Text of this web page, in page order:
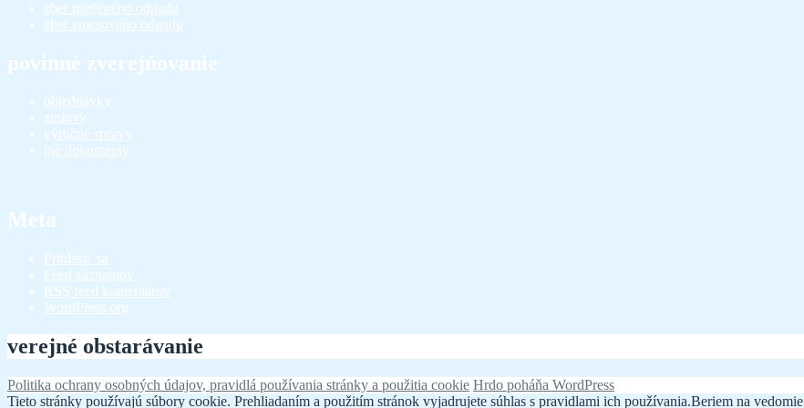
zber triedeného odpadu
zber zmesového odpadu
povinné zverejňovanie
objednávky
zmluvy
výročné správy
iné dokumenty
Meta
Prihlásiť sa
Feed záznamov
RSS feed komentárov
WordPress.org
verejné obstarávanie
Politika ochrany osobných údajov, pravidlá používania stránky a použitia cookie Hrdo poháňa WordPress
Tieto stránky používajú súbory cookie. Prehliadaním a použitím stránok vyjadrujete súhlas s pravidlami ich používania.Beriem na vedomie